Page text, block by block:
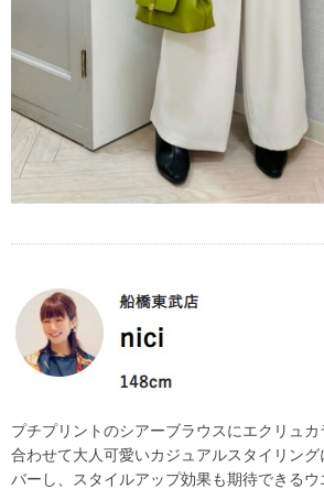
プチプリントのシアーブラウスにエクリュ
合わせて大人可愛いカジュアルスタイリン
バーし、スタイルアップ効果も期待できる